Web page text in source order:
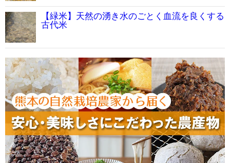
【緑米】天然の湧き水のごとく血流を良くする
古代米